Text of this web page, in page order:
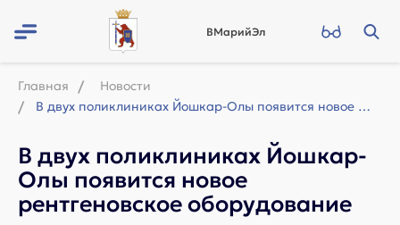
ВМарийЭл
Главная
Новости
В двух поликлиниках Йошкар-Олы появится новое рентгеновское оборудование
В двух поликлиниках Йошкар-
Олы появится новое
рентгеновское оборудование